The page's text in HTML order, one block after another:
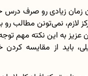
زمان زیادی رو صرف
لازم، نمی‌تونن مطالب رو
عزیز به این نکته مهم
باید از مقایسه